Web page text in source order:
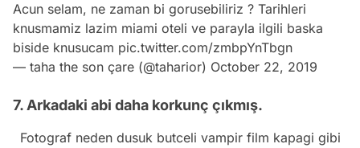
Acun selam, ne zaman bi gorusebiliriz ? Tarihleri
knusmamiz lazim miami oteli ve parayla ilgili baska
biside knusucam pic.twitter.com/zmbpYnTbgn
— taha the son çare (@taharior) October 22, 2019
7. Arkadaki abi daha korkunç çıkmış.
Fotograf neden dusuk butceli vampir film kapagi gibi